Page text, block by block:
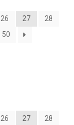
26 27
28
50
26 27
28